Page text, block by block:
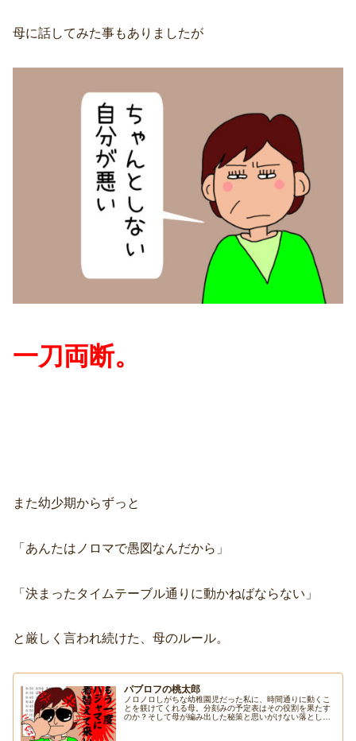
母に話してみた事もありましたが
一刀両断。
また幼少期からずっと
「あんたはノロマで愚図なんだから」
「決まったタイムテーブル通りに動かねばならない」
と厳しく言われ続けた、母のルール。
パブロフの桃太郎
ノロノロしがちな幼稚園児だった私に、時間通りに動くこ
とを躾けてくれる母。分刻みの予定表はその役割を果たす
のか？そして母が編み出した秘策と思いがけない落とし穴